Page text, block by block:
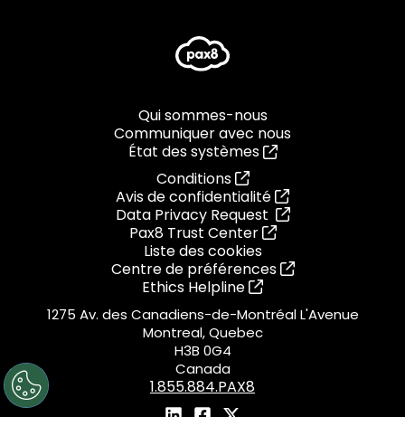
Qui sommes-nous
Communiquer avec nous
État des systèmes
Conditions
Avis de confidentialité
Data Privacy Request
Pax8 Trust Center
Liste des cookies
Centre de préférences
Ethics Helpline
1275 Av. des Canadiens-de-Montréal L'Avenue
Montreal, Quebec
H3B 0G4
Canada
1.855.884.PAX8